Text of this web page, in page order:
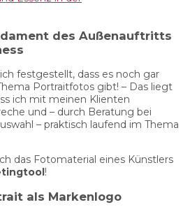
des Außenauftritts
festgestellt, dass es noch gar
Portraitfotos gibt! – Das liegt
ich mit meinen Klienten
und – durch Beratung bei
– praktisch laufend im Thema
das Fotomaterial eines Künstlers
!
als Markenlogo